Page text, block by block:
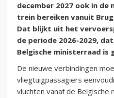
december 2027 ook in de
trein bereiken vanuit
Dat blijkt uit het
de periode 2026-2029,
Belgische ministerraad is
De nieuwe verbindingen
vliegtuigpassagiers
vluchten vanaf de Belgische